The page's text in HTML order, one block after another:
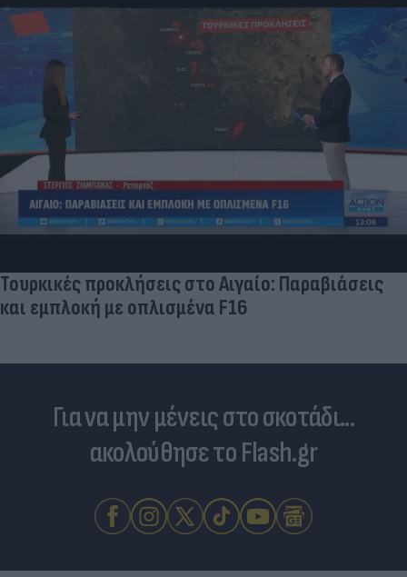
Τουρκικές προκλήσεις στο Αιγαίο: Παραβιάσεις
και εμπλοκή με οπλισμένα F16
Για να μην μένεις στο σκοτάδι...
ακολούθησε το Flash.gr